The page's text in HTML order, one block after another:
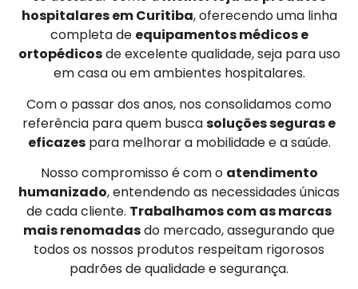
hospitalares em Curitiba, oferecendo uma linha
completa de equipamentos médicos e
ortopédicosde excelente qualidade, seja para uso
em casa ou em ambientes hospitalares.
Com o passar dos anos, nos consolidamos como
referência para quem buscasoluções seguras e
eficazespara melhorar a mobilidade e a saúde.
Nosso compromisso é com o atendimento
humanizado, entendendo as necessidades únicas
de cada cliente. Trabalhamos com as marcas
mais renomadasdo mercado, assegurando que
todos os nossos produtos respeitam rigorosos
padrões de qualidade e segurança.